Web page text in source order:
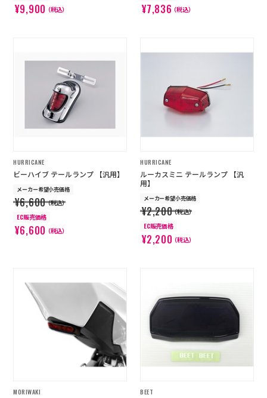
¥9,900（税込） ¥7,836（税込）
HURRICANE
ビーハイブ テールランプ 【汎用】
メーカー希望小売価格
¥6,600（税込）
EC販売価格
¥6,600（税込）
HURRICANE
ルーカスミニ テールランプ 【汎
用】
メーカー希望小売価格
¥2,200（税込）
EC販売価格
¥2,200（税込）
MORIWAKI BEET